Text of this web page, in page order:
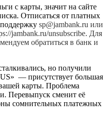
с карты, значит на сайте
Отписаться от платных
sp@jambank.ru или
jambank.ru/unsubscribe. Для
обратиться в банк и
но получили
— присутствует большая
карты. Проблема
Перевыпуск сменит её
сомнительных платежных